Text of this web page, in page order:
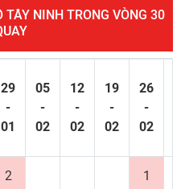
NINH TRONG VÒNG 30
29
-
01
05
-
02
12
-
02
19
-
02
26
-
02
2 1